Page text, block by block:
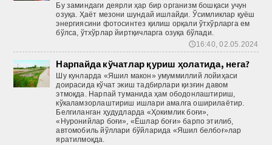
Бу заминдаги деярли ҳар бир организм бошқаси учун
озуқа. Ҳаёт мезони шундай ишлайди. Ўсимликлар қуёш
энергиясини фотосинтез қилиш орқали ўтхўрларга ем
бўлса, ўтхўрлар йиртқичларга озуқа бўлади.
🕔16:40, 02.05.2024
Нарпайда кўчатлар қуриш ҳолатида, нега?
Шу кунларда «Яшил макон» умуммиллий лойиҳаси
доирасида кўчат экиш тадбирлари қизғин давом
этмоқда. Нарпай туманида ҳам ободонлаштириш,
кўкаламзорлаштириш ишлари амалга оширилаётир.
Белгиланган ҳудудларда «Ҳокимлик боғи»,
«Нуронийлар боғи», «Ёшлар боғи» барпо этилиб,
автомобиль йўллари бўйларида «Яшил белбоғ»лар
яратилмоқда.